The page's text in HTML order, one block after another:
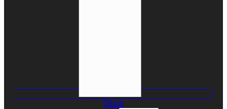
Tiktok